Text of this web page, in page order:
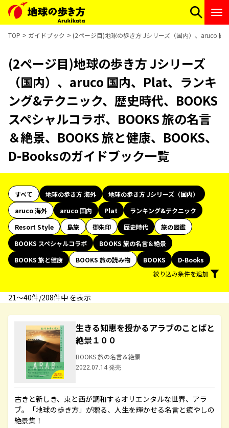
TOP ガイドブック (2ページ目)地球の歩き方 Jシリーズ（国内）、aruco 国
(2ページ目)地球の歩き方 Jシリーズ
（国内）、aruco 国内、Plat、ランキ
ング&テクニック、歴史時代、BOOKS
スペシャルコラボ、BOOKS 旅の名言
＆絶景、BOOKS 旅と健康、BOOKS、
D-Booksのガイドブック一覧
すべて 地球の歩き方 海外
地球の歩き方 Jシリーズ（国内）
aruco 海外
aruco 国内 Plat
ランキング&テクニック
Resort Style
島旅 御朱印 歴史時代
旅の図鑑
BOOKS スペシャルコラボ
BOOKS 旅の名言＆絶景
BOOKS 旅と健康
BOOKS 旅の読み物 BOOKS
D-Books
絞り込み条件を追加
21〜40件/208件中 を表示
生きる知恵を授かるアラブのことばと
絶景１００
BOOKS 旅の名言＆絶景
2022.07.14 発売
古きと新しき、東と西が調和するオリエンタルな世界、アラ
ブ。「地球の歩き方」が贈る、人生を輝かせる名言と癒やしの
絶景集！